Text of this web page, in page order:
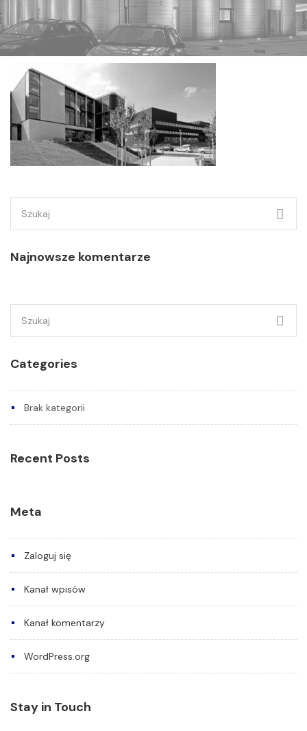
Najnowsze komentarze
Categories
Brak kategorii
Recent Posts
Meta
Zaloguj się
Kanał wpisów
Kanał komentarzy
WordPress.org
Stay in Touch